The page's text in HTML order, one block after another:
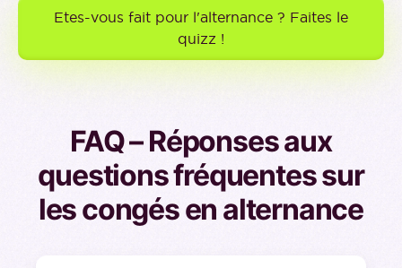
Etes-vous fait pour l'alternance ? Faites le
quizz !
FAQ – Réponses aux
questions fréquentes sur
les congés en alternance